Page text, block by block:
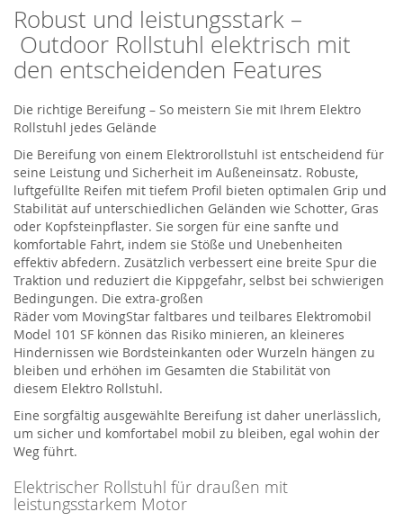
Robust und leistungsstark –
Outdoor Rollstuhl elektrisch mit
den entscheidenden Features
Die richtige Bereifung – So meistern Sie mit Ihrem Elektro
Rollstuhl jedes Gelände
Die Bereifung von einem Elektrorollstuhl ist entscheidend für
seine Leistung und Sicherheit im Außeneinsatz. Robuste,
luftgefüllte Reifen mit tiefem Profil bieten optimalen Grip und
Stabilität auf unterschiedlichen Geländen wie Schotter, Gras
oder Kopfsteinpflaster. Sie sorgen für eine sanfte und
komfortable Fahrt, indem sie Stöße und Unebenheiten
effektiv abfedern. Zusätzlich verbessert eine breite Spur die
Traktion und reduziert die Kippgefahr, selbst bei schwierigen
Bedingungen. Die extra-großen
Räder vom MovingStar faltbares und teilbares Elektromobil
Model 101 SF können das Risiko minieren, an kleineres
Hindernissen wie Bordsteinkanten oder Wurzeln hängen zu
bleiben und erhöhen im Gesamten die Stabilität von
diesem Elektro Rollstuhl.
Eine sorgfältig ausgewählte Bereifung ist daher unerlässlich,
um sicher und komfortabel mobil zu bleiben, egal wohin der
Weg führt.
Elektrischer Rollstuhl für draußen mit
leistungsstarkem Motor